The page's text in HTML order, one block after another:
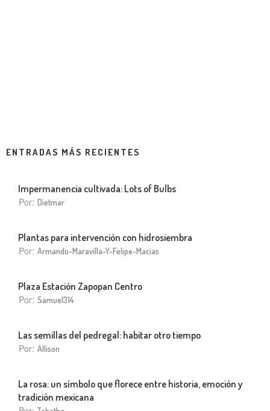
ENTRADAS MÁS RECIENTES
Impermanencia cultivada: Lots of Bulbs
Por: Dietmar
Plantas para intervención con hidrosiembra
Por: Armando-Maravilla-Y-Felipe-Macias
Plaza Estación Zapopan Centro
Por: Samuel314
Las semillas del pedregal: habitar otro tiempo
Por: Allison
La rosa: un símbolo que florece entre historia, emoción y
tradición mexicana